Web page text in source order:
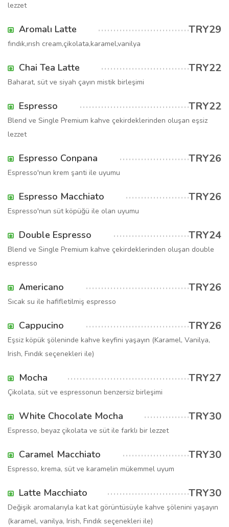
lezzet
Aromalı Latte TRY29
fındık,ırısh cream,çikolata,karamel,vanilya
Chai Tea Latte TRY22
Baharat, süt ve siyah çayın mistik birleşimi
Espresso TRY22
Blend ve Single Premium kahve çekirdeklerinden oluşan eşsiz
lezzet
Espresso Conpana TRY26
Espresso'nun krem şanti ile uyumu
Espresso Macchiato TRY26
Espresso'nun süt köpüğü ile olan uyumu
Double Espresso TRY24
Blend ve Single Premium kahve çekirdeklerinden oluşan double
espresso
Americano TRY26
Sıcak su ile hafifletilmiş espresso
Cappucino TRY26
Eşsiz köpük şöleninde kahve keyfini yaşayın (Karamel, Vanilya,
Irish, Fındık seçenekleri ile)
Mocha TRY27
Çikolata, süt ve espressonun benzersiz birleşimi
White Chocolate Mocha TRY30
Espresso, beyaz çikolata ve süt ile farklı bir lezzet
Caramel Macchiato TRY30
Espresso, krema, süt ve karamelin mükemmel uyum
Latte Macchiato TRY30
Değişik aromalarıyla kat kat görüntüsüyle kahve şölenini yaşayın
(karamel, vanilya, Irish, Fındık seçenekleri ile)